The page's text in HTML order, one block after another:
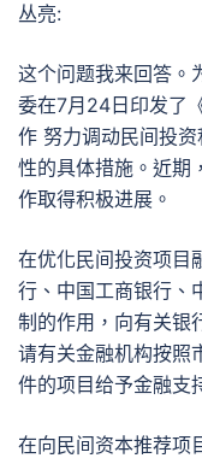
丛亮:
这个问题我来回答。
委在7月24日印发了
作 努力调动民间投
性的具体措施。近期
作取得积极进展。
在优化民间投资项目
行、中国工商银行、
制的作用，向有关银
请有关金融机构按照
件的项目给予金融支
在向民间资本推荐项